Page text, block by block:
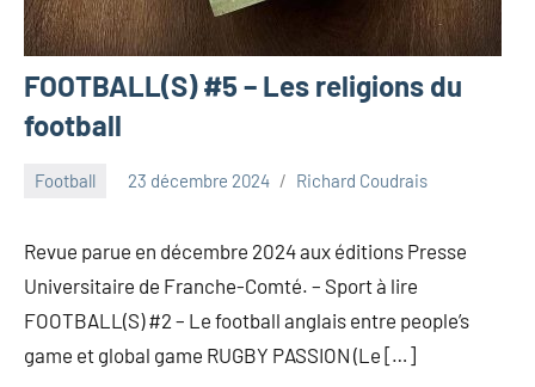
FOOTBALL(S) #5 – Les religions du
football
Football 23 décembre 2024 Richard Coudrais
Revue parue en décembre 2024 aux éditions Presse
Universitaire de Franche-Comté. – Sport à lire
FOOTBALL(S) #2 – Le football anglais entre people’s
game et global game RUGBY PASSION (Le […]